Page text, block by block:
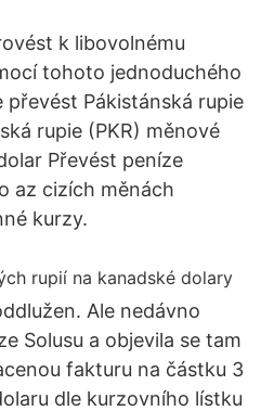
k libovolnému
tohoto jednoduchého
Pákistánská rupie
rupie (PKR) měnové
Převést peníze
az cizích měnách
kurzy.
Ale nedávno
Solusu a objevila se tam
fakturu na částku 3
dle kurzovního lístku